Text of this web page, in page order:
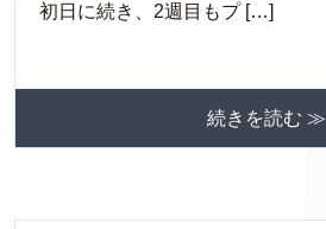
初日に続き、2週目もプ […]
続きを読む ≫